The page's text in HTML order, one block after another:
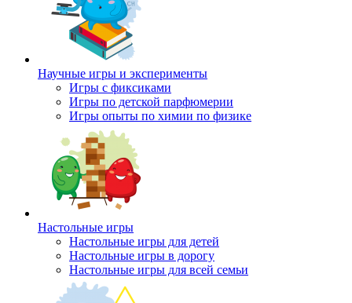
Научные игры и эксперименты
Игры с фиксиками
Игры по детской парфюмерии
Игры опыты по химии по физике
Настольные игры
Настольные игры для детей
Настольные игры в дорогу
Настольные игры для всей семьи